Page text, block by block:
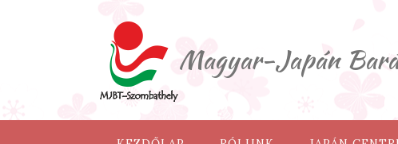
Magyar-Japán